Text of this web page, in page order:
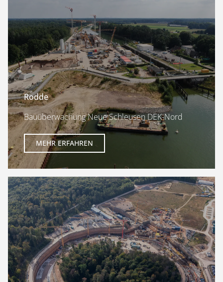
Rodde
Bauüberwachung Neue Schleusen DEK-Nord
MEHR ERFAHREN